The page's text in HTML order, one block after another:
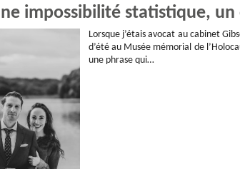
impossibilité statistique,
Lorsque j’étais avocat au cabinet
d’été au Musée mémorial de
une phrase qui…